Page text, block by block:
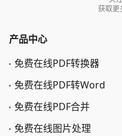
获取更
产品中心
免费在线PDF转换器
免费在线PDF转Word
免费在线PDF合并
免费在线图片处理